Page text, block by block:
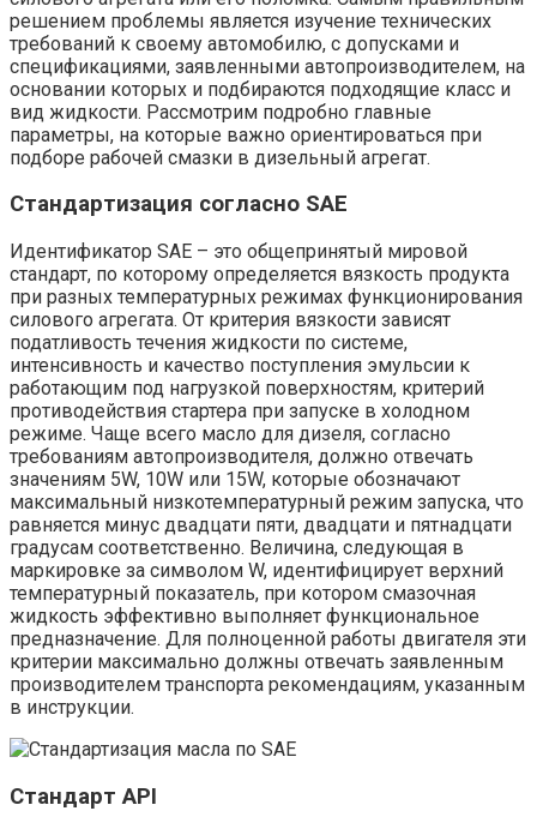
решением проблемы является изучение технических
требований к своему автомобилю, с допусками и
спецификациями, заявленными автопроизводителем, на
основании которых и подбираются подходящие класс и
вид жидкости. Рассмотрим подробно главные
параметры, на которые важно ориентироваться при
подборе рабочей смазки в дизельный агрегат.
Стандартизация согласно SAE
Идентификатор SAE – это общепринятый мировой
стандарт, по которому определяется вязкость продукта
при разных температурных режимах функционирования
силового агрегата. От критерия вязкости зависят
податливость течения жидкости по системе,
интенсивность и качество поступления эмульсии к
работающим под нагрузкой поверхностям, критерий
противодействия стартера при запуске в холодном
режиме. Чаще всего масло для дизеля, согласно
требованиям автопроизводителя, должно отвечать
значениям 5W, 10W или 15W, которые обозначают
максимальный низкотемпературный режим запуска, что
равняется минус двадцати пяти, двадцати и пятнадцати
градусам соответственно. Величина, следующая в
маркировке за символом W, идентифицирует верхний
температурный показатель, при котором смазочная
жидкость эффективно выполняет функциональное
предназначение. Для полноценной работы двигателя эти
критерии максимально должны отвечать заявленным
производителем транспорта рекомендациям, указанным
в инструкции.
Стандарт API